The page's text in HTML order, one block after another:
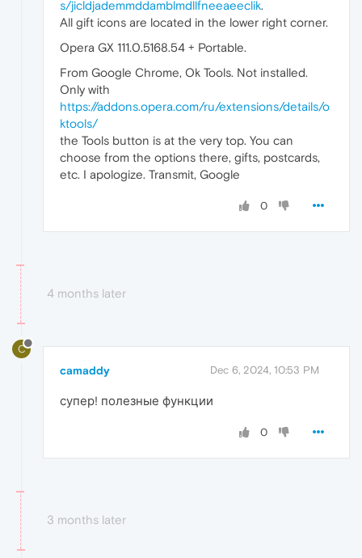
s/jicldjademmddamblmdllfneeaeeclik.
All gift icons are located in the lower right corner.
Opera GX 111.0.5168.54 + Portable.
From Google Chrome, Ok Tools. Not installed.
Only with
https://addons.opera.com/ru/extensions/details/o
ktools/
the Tools button is at the very top. You can
choose from the options there, gifts, postcards,
etc. I apologize. Transmit, Google
0
4 months later
C
camaddy Dec 6, 2024, 10:53 PM
супер! полезные функции
0
3 months later